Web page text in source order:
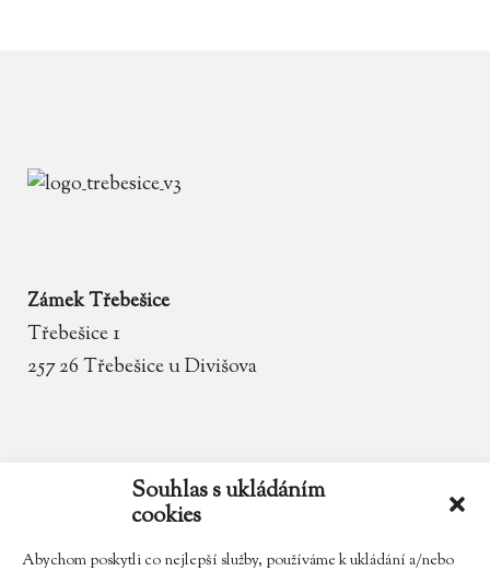
Souhlas s ukládáním
cookies
Abychom poskytli co nejlepší služby, používáme k ukládání a/nebo
Zámek Třebešice
Třebešice 1
257 26 Třebešice u Divišova
zamek.trebesice@volny.cz
602 354 467